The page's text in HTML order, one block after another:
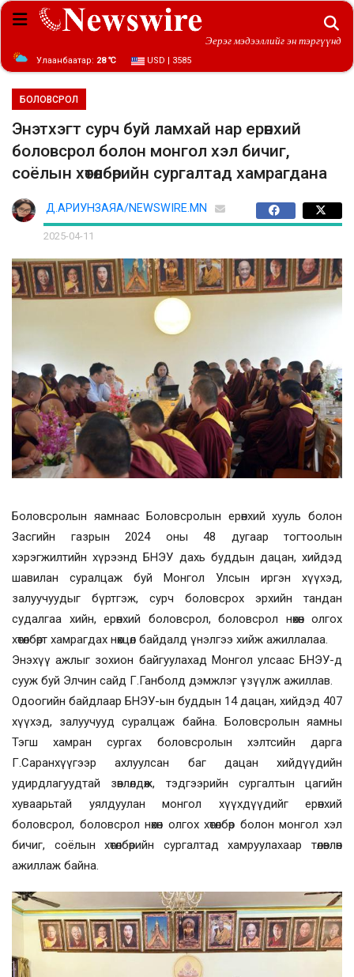
Эерэг мэдээллийг эн тэргүүнд
Улаанбаатар: 28 ℃ USD | 3585
БОЛОВСРОЛ
Энэтхэгт сурч буй ламхай нар ерөнхий
боловсрол болон монгол хэл бичиг,
соёлын хөтөлбөрийн сургалтад хамрагдана
Д.АРИУНЗАЯА/NEWSWIRE.MN
2025-04-11
Боловсролын яамнаас Боловсролын ерөнхий хууль болон
Засгийн газрын 2024 оны 48 дугаар тогтоолын
хэрэгжилтийн хүрээнд БНЭУ дахь буддын дацан, хийдэд
шавилан суралцаж буй Монгол Улсын иргэн хүүхэд,
залуучуудыг бүртгэж, сурч боловсрох эрхийн тандан
судалгаа хийн, ерөнхий боловсрол, боловсрол нөхөн олгох
хөтөлбөрт хамрагдах нөхцөл байдалд үнэлгээ хийж ажиллалаа.
Энэхүү ажлыг зохион байгуулахад Монгол улсаас БНЭУ-д
сууж буй Элчин сайд Г.Ганболд дэмжлэг үзүүлж ажиллав.
Одоогийн байдлаар БНЭУ-ын буддын 14 дацан, хийдэд 407
хүүхэд, залуучууд суралцаж байна. Боловсролын яамны
Тэгш хамран сургах боловсролын хэлтсийн дарга
Г.Саранхүүгээр ахлуулсан баг дацан хийдүүдийн
удирдлагуудтай зөвлөлдөж, тэдгээрийн сургалтын цагийн
хуваарьтай уялдуулан монгол хүүхдүүдийг ерөнхий
боловсрол, боловсрол нөхөн олгох хөтөлбөр болон монгол хэл
бичиг, соёлын хөтөлбөрийн сургалтад хамруулахаар төлөвлөн
ажиллаж байна.